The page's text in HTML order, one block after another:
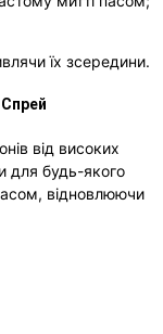
їх зсередини.
Спрей
від високих
для будь-якого
відновлюючи